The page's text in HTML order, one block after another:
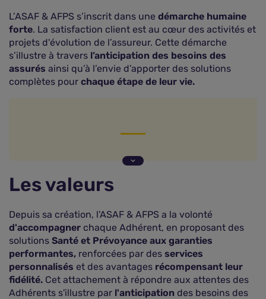
L’ASAF & AFPS s’inscrit dans une démarche humaine
forte. La satisfaction client est au cœur des activités et
projets d'évolution de l’assureur. Cette démarche
s’illustre à travers l’anticipation des besoins des
assurés ainsi qu’à l’envie d’apporter des solutions
complètes pour chaque étape de leur vie.
La gamme de produits d'assurance proposés par
ASAF AFPS
L'avis des experts de le comparateur assurance
sur ASAF AFPS
Comment obtenir un devis ASAF AFPS ?
ASAF, les chiffres clés
Comment contacter ASAF AFPS ?
Les valeurs
Depuis sa création, l'ASAF & AFPS a la volonté
d'accompagner chaque Adhérent, en proposant des
solutions Santé et Prévoyance aux garanties
performantes, renforcées par des services
personnalisés et des avantages récompensant leur
fidélité. Cet attachement à répondre aux attentes des
Adhérents s'illustre par l'anticipation des besoins des